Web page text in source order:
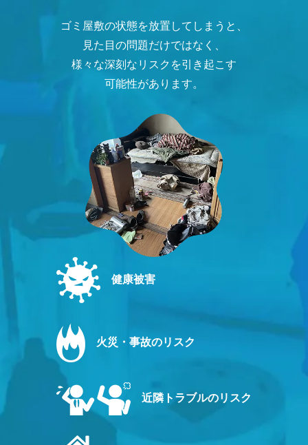
ゴミ屋敷の状態を放置してしまうと、
見た目の問題だけではなく、
様々な深刻なリスクを引き起こす
可能性があります。
健康被害
火災・事故のリスク
近隣トラブルのリスク